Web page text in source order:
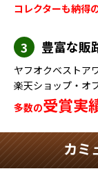
コレクターも納得
3 豊富な販
ヤフオクベストアワ
楽天ショップ・オ
多数の受賞実
カミ